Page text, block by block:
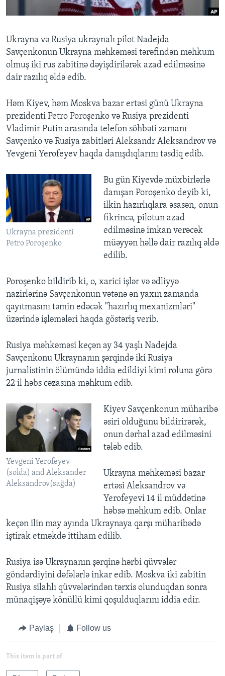
Dillər
Ukrayna və Rusiya ukraynalı pilot Nadejda
Savçenkonun Ukrayna məhkəməsi tərəfindən məhkum
olmuş iki rus zabitinə dəyişdirilərək azad edilməsinə
dair razılıq əldə edib.
Həm Kiyev, həm Moskva bazar ertəsi günü Ukrayna
prezidenti Petro Poroşenko və Rusiya prezidenti
Vladimir Putin arasında telefon söhbəti zamanı
Savçenko və Rusiya zabitləri Aleksandr Aleksandrov və
Yevgeni Yerofeyev haqda danışdıqlarını təsdiq edib.
Ukrayna prezidenti
Petro Poroşenko
Bu gün Kiyevdə müxbirlərlə
danışan Poroşenko deyib ki,
ilkin hazırlıqlara əsasən, onun
fikrincə, pilotun azad
edilməsinə imkan verəcək
müəyyən həllə dair razılıq əldə
edilib.
Poroşenko bildirib ki, o, xarici işlər və ədliyyə
nazirlərinə Savçenkonun vətənə ən yaxın zamanda
qayıtmasını təmin edəcək "hazırlıq mexanizmləri"
üzərində işləmələri haqda göstəriş verib.
Rusiya məhkəməsi keçən ay 34 yaşlı Nadejda
Savçenkonu Ukraynanın şərqində iki Rusiya
jurnalistinin ölümündə iddia edildiyi kimi roluna görə
22 il həbs cəzasına məhkum edib.
Yevgeni Yerofeyev
(solda) and Aleksander
Aleksandrov(sağda)
Kiyev Savçenkonun müharibə
əsiri olduğunu bildirirərək,
onun dərhal azad edilməsini
tələb edib.
Ukrayna məhkəməsi bazar
ertəsi Aleksandrov və
Yerofeyevi 14 il müddətinə
həbsə məhkum edib. Onlar
keçən ilin may ayında Ukraynaya qarşı müharibədə
iştirak etməkdə ittiham edilib.
Rusiya isə Ukraynanın şərqinə hərbi qüvvələr
göndərdiyini dəfələrlə inkar edib. Moskva iki zabitin
Rusiya silahlı qüvvələrindən tərxis olunduqdan sonra
münaqişəyə könüllü kimi qoşulduqlarını iddia edir.
Paylaş Follow us
This item is part of